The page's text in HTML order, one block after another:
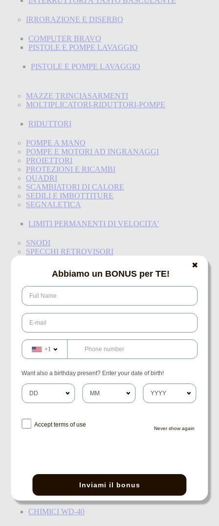
IRRORAZIONE E DISERBO
COMPUTER BRAVO
PISTOLE E POMPE LAVAGGIO
PISTOLE E POMPE LAVAGGIO
MAZZE TRINCIASARMENTI
MOLTIPLICATORI-RIDUTTORI-POMPE
RIDUTTORI
POMPE A MANO
POMPE E MOTORI AD INGRANAGGI
PROIETTORI
PROTEZIONI E RICAMBI
QUADRI
SCAMBIATORI DI CALORE
SEDILI E IMBOTTITURE
SEGNALETICA
LIMITI PERMANENTI DI VELOCITA'
SNODI
SPECCHI RETROVISORI
STACCABATTERIE-MORSETTI-TRECCE-CAVI
TRASMISSIONI CARDANICHE
CARDANI
CROCIERE
DISPOSITIVI E RICAMBI
FRIZIONI
FERODI
FORCELLE
KIT PULSANTI-COLLAR-BLOCCAGGIO
GENERICO
CATENE DI TRASMISSIONE
LUBRIFICANTI E CHIMICI
CHIMICI WD-40
✖
Abbiamo un BONUS per TE!
+1
Want also a birthday present? Enter your date of birth!
Accept terms of use
Never show again
Inviami il bonus